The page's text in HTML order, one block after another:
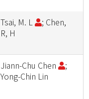
Tsai, M. L
; Chen,
R, H
Jiann-Chu Chen
;
Yong-Chin Lin